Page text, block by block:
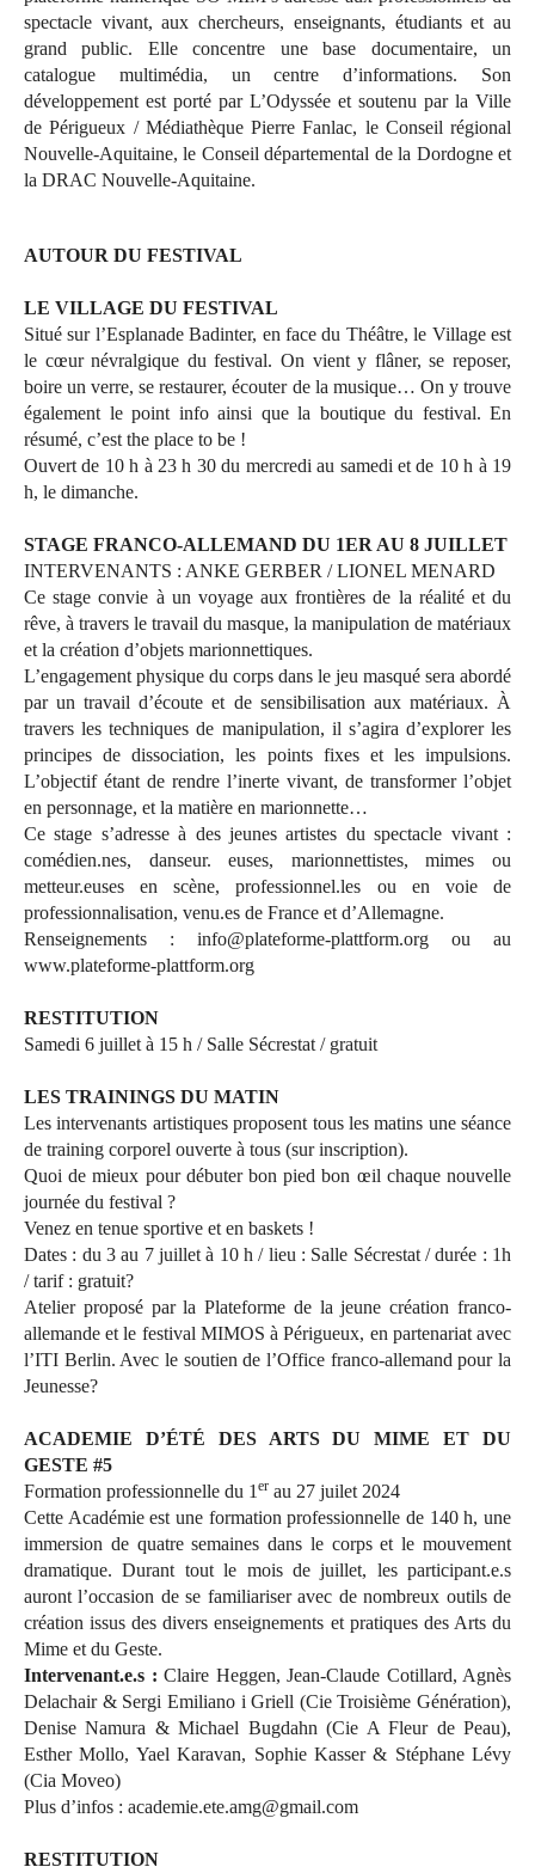
spectacle vivant, aux chercheurs, enseignants, étudiants et au
grand public. Elle concentre une base documentaire, un
catalogue multimédia, un centre d’informations. Son
développement est porté par L’Odyssée et soutenu par la Ville
de Périgueux / Médiathèque Pierre Fanlac, le Conseil régional
Nouvelle-Aquitaine, le Conseil départemental de la Dordogne et
la DRAC Nouvelle-Aquitaine.
AUTOUR DU FESTIVAL
LE VILLAGE DU FESTIVAL
Situé sur l’Esplanade Badinter, en face du Théâtre, le Village est
le cœur névralgique du festival. On vient y flâner, se reposer,
boire un verre, se restaurer, écouter de la musique… On y trouve
également le point info ainsi que la boutique du festival. En
résumé, c’est the place to be !
Ouvert de 10 h à 23 h 30 du mercredi au samedi et de 10 h à 19
h, le dimanche.
STAGE FRANCO-ALLEMAND DU 1ER AU 8 JUILLET
INTERVENANTS : ANKE GERBER / LIONEL MENARD
Ce stage convie à un voyage aux frontières de la réalité et du
rêve, à travers le travail du masque, la manipulation de matériaux
et la création d’objets marionnettiques.
L’engagement physique du corps dans le jeu masqué sera abordé
par un travail d’écoute et de sensibilisation aux matériaux. À
travers les techniques de manipulation, il s’agira d’explorer les
principes de dissociation, les points fixes et les impulsions.
L’objectif étant de rendre l’inerte vivant, de transformer l’objet
en personnage, et la matière en marionnette…
Ce stage s’adresse à des jeunes artistes du spectacle vivant :
comédien.nes, danseur. euses, marionnettistes, mimes ou
metteur.euses en scène, professionnel.les ou en voie de
professionnalisation, venu.es de France et d’Allemagne.
Renseignements : info@plateforme-plattform.org ou au
www.plateforme-plattform.org
RESTITUTION
Samedi 6 juillet à 15 h / Salle Sécrestat / gratuit
LES TRAININGS DU MATIN
Les intervenants artistiques proposent tous les matins une séance
de training corporel ouverte à tous (sur inscription).
Quoi de mieux pour débuter bon pied bon œil chaque nouvelle
journée du festival ?
Venez en tenue sportive et en baskets !
Dates : du 3 au 7 juillet à 10 h / lieu : Salle Sécrestat / durée : 1h
/ tarif : gratuit?
Atelier proposé par la Plateforme de la jeune création franco-
allemande et le festival MIMOS à Périgueux, en partenariat avec
l’ITI Berlin. Avec le soutien de l’Office franco-allemand pour la
Jeunesse?
ACADEMIE D’ÉTÉ DES ARTS DU MIME ET DU
GESTE #5
Formation professionnelle du 1 er au 27 juilet 2024
Cette Académie est une formation professionnelle de 140 h, une
immersion de quatre semaines dans le corps et le mouvement
dramatique. Durant tout le mois de juillet, les participant.e.s
auront l’occasion de se familiariser avec de nombreux outils de
création issus des divers enseignements et pratiques des Arts du
Mime et du Geste.
Intervenant.e.s : Claire Heggen, Jean-Claude Cotillard, Agnès
Delachair & Sergi Emiliano i Griell (Cie Troisième Génération),
Denise Namura & Michael Bugdahn (Cie A Fleur de Peau),
Esther Mollo, Yael Karavan, Sophie Kasser & Stéphane Lévy
(Cia Moveo)
Plus d’infos : academie.ete.amg@gmail.com
RESTITUTION